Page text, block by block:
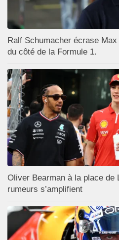
Ralf Schumacher écrase
du côté de la Formule 1.
Oliver Bearman à la place de
rumeurs s’amplifient